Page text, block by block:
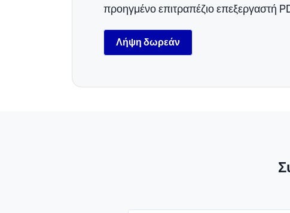
προηγμένο επιτραπέζιο επεξεργαστή
Λήψη δωρεάν